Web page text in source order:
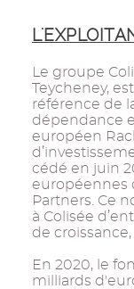
Le groupe
Teycheney,
référence de
dépendance
européen
cédé en juin
européennes
Partners. Ce
à Colisée
de
En 2020, le
milliards